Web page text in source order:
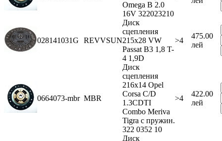
Omega B 2.0
16V 322023210
028141031G REVVSUN
Диск
сцепления
215x28 VW
Passat В3 1,8 T-
4 1,9D
>4
475.00
лей
0664073-mbr MBR
Диск
сцепления
216x14 Opel
Corsa C/D
1.3CDTI
Combo Meriva
Tigra с пружин.
322 0352 10
>4
422.00
лей
Диск